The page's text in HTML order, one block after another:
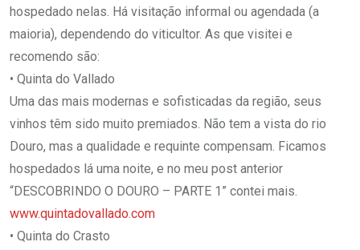
hospedado nelas. Há visitação informal ou agendada (a
maioria), dependendo do viticultor. As que visitei e
recomendo são:
• Quinta do Vallado
Uma das mais modernas e sofisticadas da região, seus
vinhos têm sido muito premiados. Não tem a vista do rio
Douro, mas a qualidade e requinte compensam. Ficamos
hospedados lá uma noite, e no meu post anterior
“DESCOBRINDO O DOURO – PARTE 1” contei mais.
www.quintadovallado.com
• Quinta do Crasto